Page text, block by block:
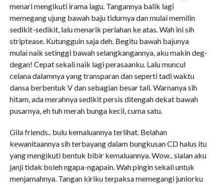
menari mengikuti irama lagu. Tangannya balik lagi
memegang ujung bawah baju tidurnya dan mulai memilin
sedikit-sedikit, lalu menarik perlahan ke atas. Wah ini sih
striptease. Kutungguin saja deh. Begitu bawah bajunya
mulai naik setinggi bawah selangkangannya, aku makin deg-
degan! Cepat sekali naik lagi perasaanku. Lalu muncul
celana dalamnya yang transparan dan seperti tadi waktu
dansa berbentuk V dan sebagian besar tali. Warnanya sih
hitam, ada merahnya sedikit persis ditengah dekat bawah
pusarnya, eh tuh merah bunga kecil, cuma satu.
Gila friends.. bulu kemaluannya terlihat. Belahan
kewanitaannya sih terbayang dalam bungkusan CD halus itu
yang mengikuti bentuk bibir kemaluannya. Wow.. sialan aku
janji tidak boleh ngapa-ngapain. Wah pingin sekali untuk
menjamahnya. Tangan kiriku terpaksa memegangi juniorku